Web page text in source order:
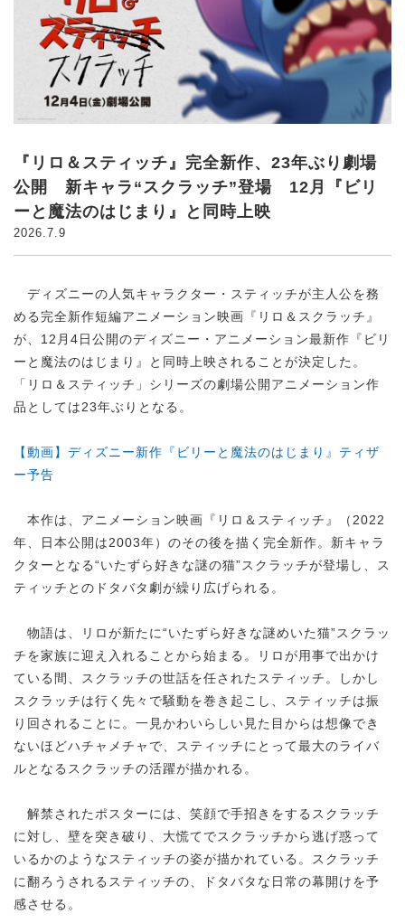
『リロ＆スティッチ』完全新作、23年ぶり劇場
公開 新キャラ“スクラッチ”登場 12月『ビリ
ーと魔法のはじまり』と同時上映
2026.7.9
ディズニーの人気キャラクター・スティッチが主人公を務
める完全新作短編アニメーション映画『リロ＆スクラッチ』
が、12月4日公開のディズニー・アニメーション最新作『ビリ
ーと魔法のはじまり』と同時上映されることが決定した。
「リロ＆スティッチ」シリーズの劇場公開アニメーション作
品としては23年ぶりとなる。
【動画】ディズニー新作『ビリーと魔法のはじまり』ティザ
ー予告
本作は、アニメーション映画『リロ＆スティッチ』（2022
年、日本公開は2003年）のその後を描く完全新作。新キャラ
クターとなる“いたずら好きな謎の猫”スクラッチが登場し、ス
ティッチとのドタバタ劇が繰り広げられる。
物語は、リロが新たに“いたずら好きな謎めいた猫”スクラッ
チを家族に迎え入れることから始まる。リロが用事で出かけ
ている間、スクラッチの世話を任されたスティッチ。しかし
スクラッチは行く先々で騒動を巻き起こし、スティッチは振
り回されることに。一見かわいらしい見た目からは想像でき
ないほどハチャメチャで、スティッチにとって最大のライバ
ルとなるスクラッチの活躍が描かれる。
解禁されたポスターには、笑顔で手招きをするスクラッチ
に対し、壁を突き破り、大慌てでスクラッチから逃げ惑って
いるかのようなスティッチの姿が描かれている。スクラッチ
に翻ろうされるスティッチの、ドタバタな日常の幕開けを予
感させる。